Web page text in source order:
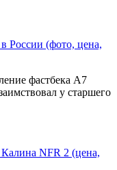
России (фото, цена,
фастбека A7
у старшего
NFR 2 (цена,